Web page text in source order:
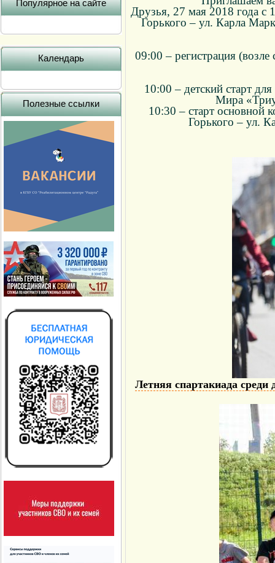
Популярное на сайте
Календарь
Полезные ссылки
Друзья, 27 мая 2018 года
Горького – ул. Карла
09:00 – регистрация
10:00 – детский старт
Мира
10:30 – старт
Горького – ул.
Летняя спартакиада